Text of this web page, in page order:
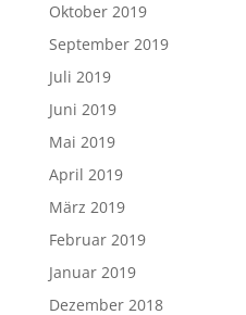
Oktober 2019
September 2019
Juli 2019
Juni 2019
Mai 2019
April 2019
März 2019
Februar 2019
Januar 2019
Dezember 2018